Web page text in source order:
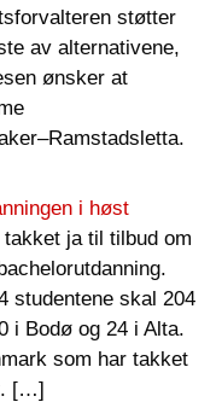
støtter
av alternativene,
ønsker at
i høst
ja til tilbud om
studentene skal 204
i Bodø og 24 i Alta.
som har takket
[…]